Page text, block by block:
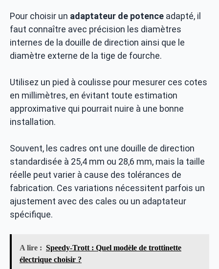
Pour choisir un adaptateur de potence adapté, il
faut connaître avec précision les diamètres
internes de la douille de direction ainsi que le
diamètre externe de la tige de fourche.
Utilisez un pied à coulisse pour mesurer ces cotes
en millimètres, en évitant toute estimation
approximative qui pourrait nuire à une bonne
installation.
Souvent, les cadres ont une douille de direction
standardisée à 25,4 mm ou 28,6 mm, mais la taille
réelle peut varier à cause des tolérances de
fabrication. Ces variations nécessitent parfois un
ajustement avec des cales ou un adaptateur
spécifique.
A lire : Speedy-Trott : Quel modèle de trottinette
électrique choisir ?